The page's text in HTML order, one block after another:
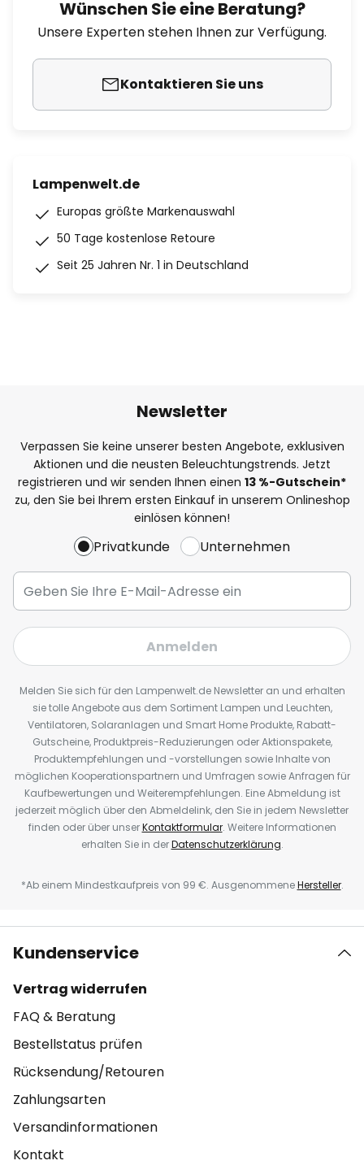
Wünschen Sie eine Beratung?
Unsere Experten stehen Ihnen zur Verfügung.
Kontaktieren Sie uns
Lampenwelt.de
Europas größte Markenauswahl
50 Tage kostenlose Retoure
Seit 25 Jahren Nr. 1 in Deutschland
Newsletter
Verpassen Sie keine unserer besten Angebote, exklusiven
Aktionen und die neusten Beleuchtungstrends. Jetzt
registrieren und wir senden Ihnen einen 13 %-Gutschein*
zu, den Sie bei Ihrem ersten Einkauf in unserem Onlineshop
einlösen können!
Privatkunde Unternehmen
Anmelden
Melden Sie sich für den Lampenwelt.de Newsletter an und erhalten
sie tolle Angebote aus dem Sortiment Lampen und Leuchten,
Ventilatoren, Solaranlagen und Smart Home Produkte, Rabatt-
Gutscheine, Produktpreis-Reduzierungen oder Aktionspakete,
Produktempfehlungen und -vorstellungen sowie Inhalte von
möglichen Kooperationspartnern und Umfragen sowie Anfragen für
Kaufbewertungen und Weiterempfehlungen. Eine Abmeldung ist
jederzeit möglich über den Abmeldelink, den Sie in jedem Newsletter
finden oder über unserKontaktformular. Weitere Informationen
erhalten Sie in derDatenschutzerklärung.
*Ab einem Mindestkaufpreis von 99 €. AusgenommeneHersteller.
Kundenservice
Vertrag widerrufen
FAQ & Beratung
Bestellstatus prüfen
Rücksendung/Retouren
Zahlungsarten
Versandinformationen
Kontakt